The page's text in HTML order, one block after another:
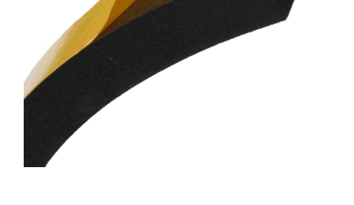
Contact
Rubbersoorten
Winkelmand